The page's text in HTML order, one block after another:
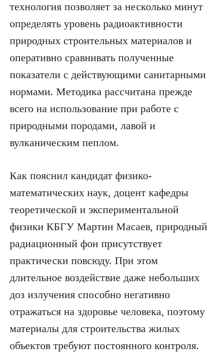
технология позволяет за несколько минут
определять уровень радиоактивности
природных строительных материалов и
оперативно сравнивать полученные
показатели с действующими санитарными
нормами. Методика рассчитана прежде
всего на использование при работе с
природными породами, лавой и
вулканическим пеплом.
Как пояснил кандидат физико-
математических наук, доцент кафедры
теоретической и экспериментальной
физики КБГУ Мартин Масаев, природный
радиационный фон присутствует
практически повсюду. При этом
длительное воздействие даже небольших
доз излучения способно негативно
отражаться на здоровье человека, поэтому
материалы для строительства жилых
объектов требуют постоянного контроля.